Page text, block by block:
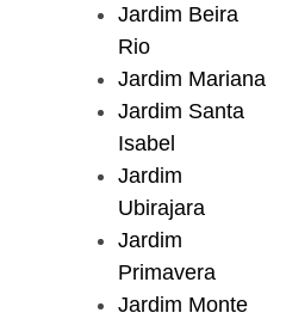
Jardim Beira
Rio
Jardim Mariana
Jardim Santa
Isabel
Jardim
Ubirajara
Jardim
Primavera
Jardim Monte